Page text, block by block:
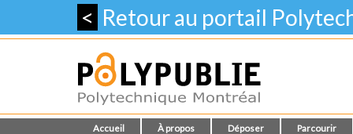
< Retour au portail
Accueil À propos Déposer Parcourir